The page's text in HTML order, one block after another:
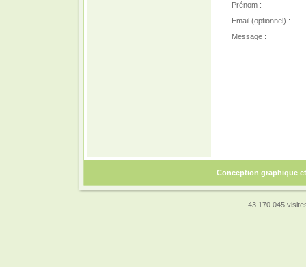
Prénom :
Email (optionnel) :
Message :
Conception graphique
43 170 045